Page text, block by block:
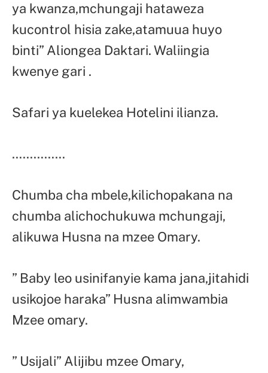
ya kwanza,mchungaji hataweza
kucontrol hisia zake,atamuua huyo
binti” Aliongea Daktari. Waliingia
kwenye gari .
Safari ya kuelekea Hotelini ilianza.
……………
Chumba cha mbele,kilichopakana na
chumba alichochukuwa mchungaji,
alikuwa Husna na mzee Omary.
” Baby leo usinifanyie kama jana,jitahidi
usikojoe haraka” Husna alimwambia
Mzee omary.
” Usijali” Alijibu mzee Omary,